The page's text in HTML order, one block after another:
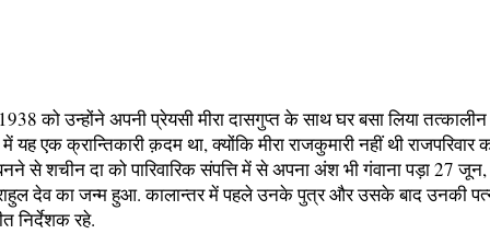
को उन्होंने अपनी प्रेयसी मीरा दासगुप्त के साथ घर बसा लिया
में यह एक क्रान्तिकारी क़दम था, क्योंकि मीरा राजकुमारी नहीं थी राजपरिवार
से शचीन दा को पारिवारिक संपत्ति में से अपना अंश भी गंवाना पड़ा 27
देव का जन्म हुआ. कालान्तर में पहले उनके पुत्र और उसके बाद उनकी
निर्देशक रहे.